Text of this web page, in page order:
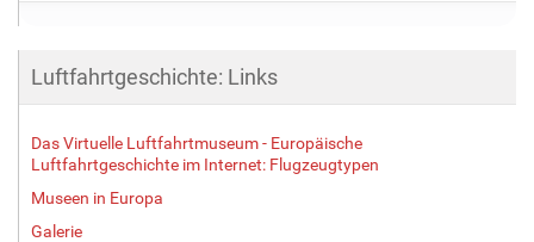
Luftfahrtgeschichte: Links
Das Virtuelle Luftfahrtmuseum - Europäische
Luftfahrtgeschichte im Internet: Flugzeugtypen
Museen in Europa
Galerie